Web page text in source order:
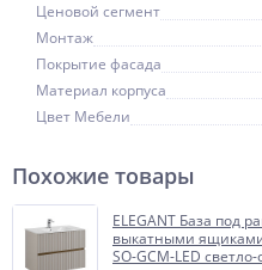
Ценовой сегмент
Монтаж
Покрытие фасада
Материал корпуса
Цвет Мебели
Похожие товары
ELEGANT База под
выкатными
SO-GCM-LED